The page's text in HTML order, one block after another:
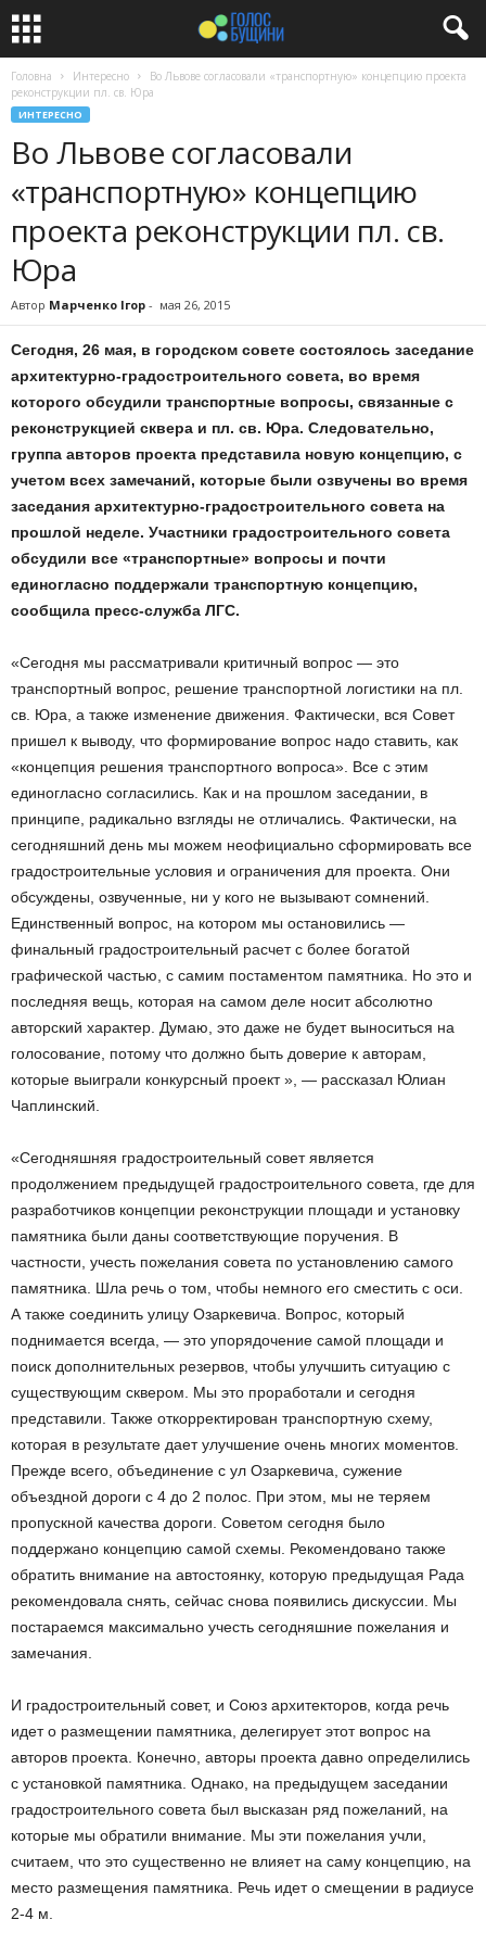
Головна Интересно
Во Львове согласовали «транспортную» концепцию проекта
реконструкции пл. св. Юра
ИНТЕРЕСНО
Во Львове согласовали
«транспортную» концепцию
проекта реконструкции пл. св.
Юра
Автор Марченко Ігор - мая 26, 2015
Сегодня, 26 мая, в городском совете состоялось заседание
архитектурно-градостроительного совета, во время
которого обсудили транспортные вопросы, связанные с
реконструкцией сквера и пл. св. Юра. Следовательно,
группа авторов проекта представила новую концепцию, с
учетом всех замечаний, которые были озвучены во время
заседания архитектурно-градостроительного совета на
прошлой неделе. Участники градостроительного совета
обсудили все «транспортные» вопросы и почти
единогласно поддержали транспортную концепцию,
сообщила пресс-служба ЛГС.
«Сегодня мы рассматривали критичный вопрос — это
транспортный вопрос, решение транспортной логистики на пл.
св. Юра, а также изменение движения. Фактически, вся Совет
пришел к выводу, что формирование вопрос надо ставить, как
«концепция решения транспортного вопроса». Все с этим
единогласно согласились. Как и на прошлом заседании, в
принципе, радикально взгляды не отличались. Фактически, на
сегодняшний день мы можем неофициально сформировать все
градостроительные условия и ограничения для проекта. Они
обсуждены, озвученные, ни у кого не вызывают сомнений.
Единственный вопрос, на котором мы остановились —
финальный градостроительный расчет с более богатой
графической частью, с самим постаментом памятника. Но это и
последняя вещь, которая на самом деле носит абсолютно
авторский характер. Думаю, это даже не будет выноситься на
голосование, потому что должно быть доверие к авторам,
которые выиграли конкурсный проект », — рассказал Юлиан
Чаплинский.
«Сегодняшняя градостроительный совет является
продолжением предыдущей градостроительного совета, где для
разработчиков концепции реконструкции площади и установку
памятника были даны соответствующие поручения. В
частности, учесть пожелания совета по установлению самого
памятника. Шла речь о том, чтобы немного его сместить с оси.
А также соединить улицу Озаркевича. Вопрос, который
поднимается всегда, — это упорядочение самой площади и
поиск дополнительных резервов, чтобы улучшить ситуацию с
существующим сквером. Мы это проработали и сегодня
представили. Также откорректирован транспортную схему,
которая в результате дает улучшение очень многих моментов.
Прежде всего, объединение с ул Озаркевича, сужение
объездной дороги с 4 до 2 полос. При этом, мы не теряем
пропускной качества дороги. Советом сегодня было
поддержано концепцию самой схемы. Рекомендовано также
обратить внимание на автостоянку, которую предыдущая Рада
рекомендовала снять, сейчас снова появились дискуссии. Мы
постараемся максимально учесть сегодняшние пожелания и
замечания.
И градостроительный совет, и Союз архитекторов, когда речь
идет о размещении памятника, делегирует этот вопрос на
авторов проекта. Конечно, авторы проекта давно определились
с установкой памятника. Однако, на предыдущем заседании
градостроительного совета был высказан ряд пожеланий, на
которые мы обратили внимание. Мы эти пожелания учли,
считаем, что это существенно не влияет на саму концепцию, на
место размещения памятника. Речь идет о смещении в радиусе
2-4 м.